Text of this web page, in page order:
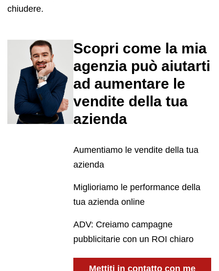
chiudere.
Scopri come la mia
agenzia può aiutarti
ad aumentare le
vendite della tua
azienda
Aumentiamo le vendite della tua
azienda
Miglioriamo le performance della
tua azienda online
ADV: Creiamo campagne
pubblicitarie con un ROI chiaro
Mettiti in contatto con me